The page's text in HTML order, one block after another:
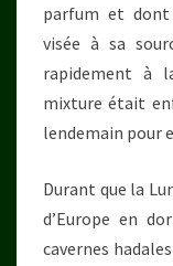
parfum et dont
visée à sa
rapidement à
mixture était
lendemain pour
Durant que la
d’Europe en
cavernes